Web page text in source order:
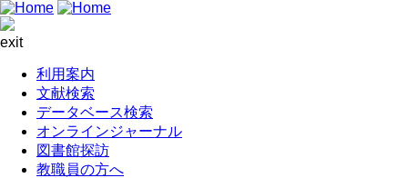
exit
利用案内
文献検索
データベース検索
オンラインジャーナル
図書館探訪
教職員の方へ